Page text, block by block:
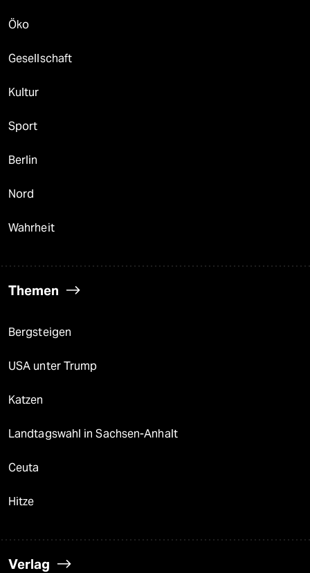
Öko
Gesellschaft
Kultur
Sport
Berlin
Nord
Wahrheit
Themen
Bergsteigen
USA unter Trump
Katzen
Landtagswahl in Sachsen-Anhalt
Ceuta
Hitze
Verlag